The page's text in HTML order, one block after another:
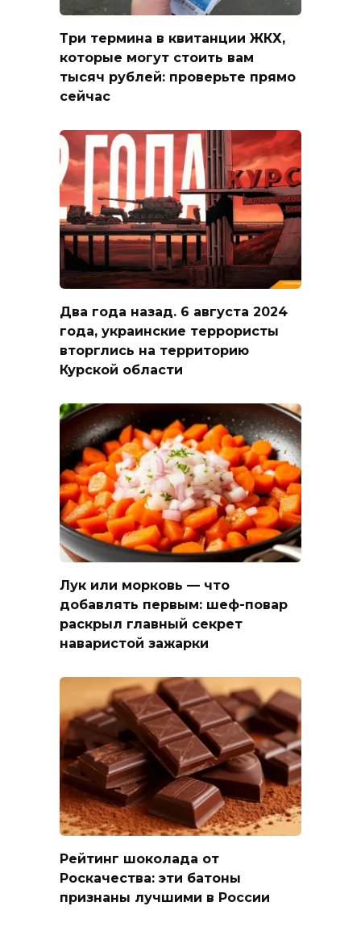
Три термина в квитанции ЖКХ,
которые могут стоить вам
тысяч рублей: проверьте прямо
сейчас
Два года назад. 6 августа 2024
года, украинские террористы
вторглись на территорию
Курской области
Лук или морковь — что
добавлять первым: шеф-повар
раскрыл главный секрет
наваристой зажарки
Рейтинг шоколада от
Роскачества: эти батоны
признаны лучшими в России